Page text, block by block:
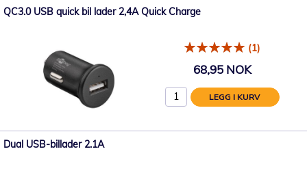
QC3.0 USB quick bil lader 2,4A Quick Charge
(1)
68,95 NOK
LEGG I KURV
Dual USB-billader 2.1A